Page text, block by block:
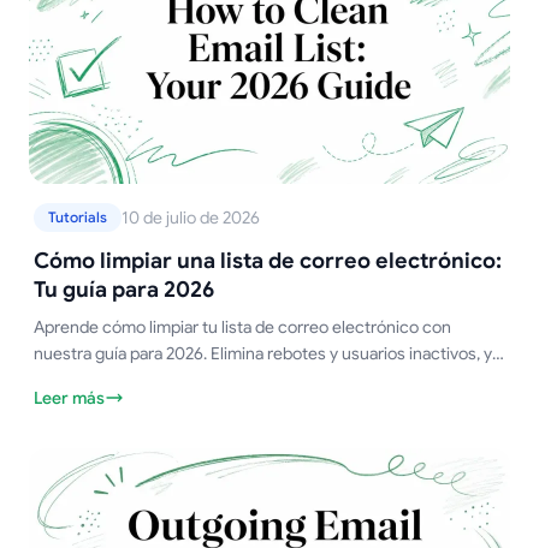
Tutorials 10 de julio de 2026
Cómo limpiar una lista de correo electrónico:
Tu guía para 2026
Aprende cómo limpiar tu lista de correo electrónico con
nuestra guía para 2026. Elimina rebotes y usuarios inactivos, y
entregabilidad.
Leer más